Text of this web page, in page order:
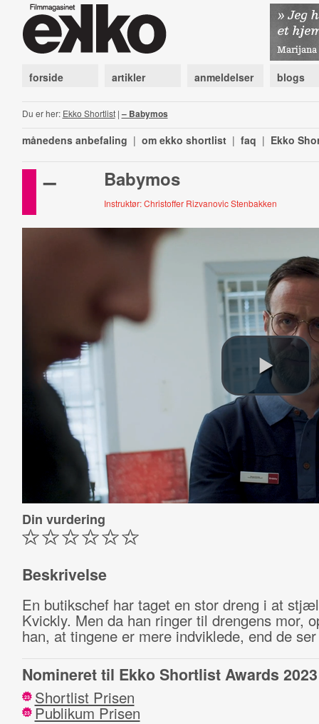
forside artikler anmeldelser blogs
Du er her: Ekko Shortlist| – Babymos
månedens anbefaling | om ekko shortlist | faq | Ekko
– Babymos
Instruktør: Christoffer Rizvanovic Stenbakken
Din vurdering
Beskrivelse
En butikschef har taget en stor dreng i at
Kvickly. Men da han ringer til drengens mor,
han, at tingene er mere indviklede, end de
Nomineret til Ekko Shortlist Awards 2023
23 Shortlist Prisen
23 Publikum Prisen